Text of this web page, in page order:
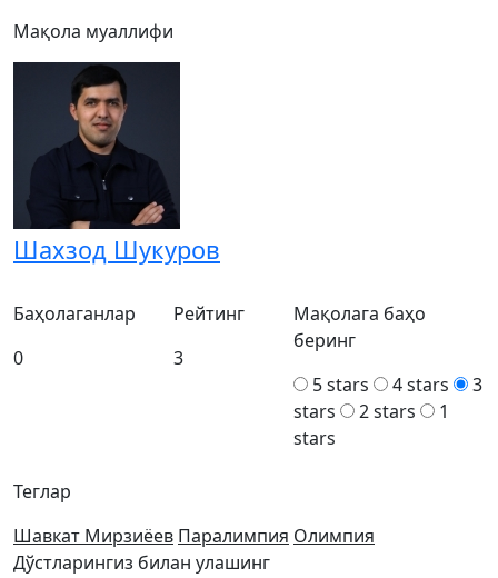
Мақола муаллифи
Шахзод Шукуров
Теглар
Шавкат Мирзиёев Паралимпия Олимпия
Баҳолаганлар
0
Рейтинг
3
Мақолага баҳо
беринг
5 stars
4 stars
3
stars
2 stars
1
stars
Дўстларингиз билан улашинг